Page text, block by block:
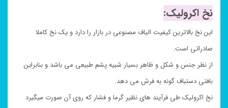
نخ اکرولیک:
این نخ بالاترین کیفیت الیاف مصنوعی در بازار را دارد و یک نخ کاملا
صادراتی است.
از نظر جنس و شکل و ظاهر بسیار شبیه پشم طبیعی می باشد و بنابراین
بافتی دستباف گونه به فرش می دهد.
نخ اکرولیک طی فرآیند های نظیر گرما و فشار که روی آن صورت میگیرد